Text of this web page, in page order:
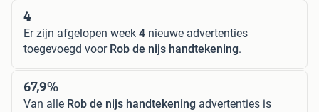
4
Er zijn afgelopen week 4 nieuwe advertenties
toegevoegd voor Rob de nijs handtekening.
67,9%
Van alle Rob de nijs handtekening advertenties is